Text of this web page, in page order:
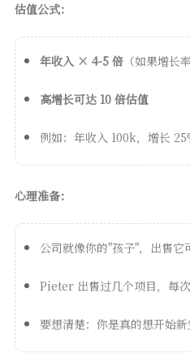
估值公式：
年收入 × 4-5 倍（如果增长
高增长可达 10 倍估值
例如：年收入 100k，增长
心理准备：
公司就像你的"孩子"，出售它
Pieter 出售过几个项目，每
要想清楚：你是真的想开始新